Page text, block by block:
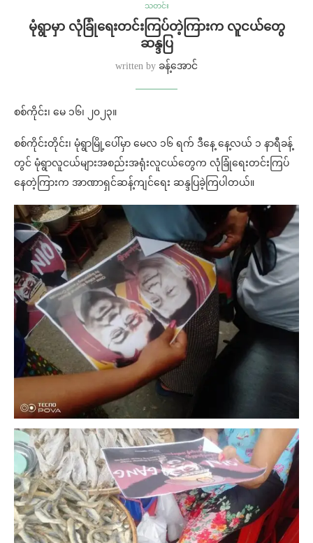
သတင်း
မုံရွာမှာ လုံခြုံရေးတင်းကြပ်တဲ့ကြားက လူငယ်တွေ
ဆန္ဒပြ
written by ခန့်အောင်
စစ်ကိုင်း၊ မေ ၁၆၊ ၂၀၂၃။
စစ်ကိုင်းတိုင်း၊ မုံရွာမြို့ပေါ်မှာ မေလ ၁၆ ရက် ဒီနေ့ နေ့လယ် ၁ နာရီခန့်
တွင် မုံရွာလူငယ်များအစည်းအရုံးလူငယ်တွေက လုံခြုံရေးတင်းကြပ်
နေတဲ့ကြားက အာဏာရှင်ဆန့်ကျင်ရေး ဆန္ဒပြခဲ့ကြပါတယ်။